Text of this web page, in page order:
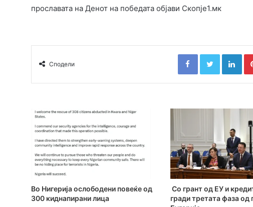
прославата на Денот на победата објави Скопје1.мк
Сподели
FacebookTwitter
Во Нигерија ослободени повеќе од
300 киднапирани лица
Со грант од ЕУ и
гради третата фаза од